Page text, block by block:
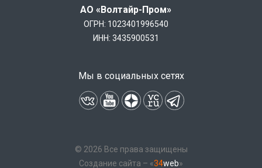
АО «Волтайр-Пром»
ОГРН: 1023401996540
ИНН: 3435900531
Мы в социальных сетях
© 2026 Все права защищены
Создание сайта – «34web»